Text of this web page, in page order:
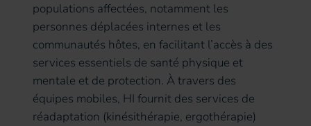
populations affectées, notamment les
personnes déplacées internes et les
communautés hôtes, en facilitant l’accès à des
services essentiels de santé physique et
mentale et de protection. À travers des
équipes mobiles, HI fournit des services de
réadaptation (kinésithérapie, ergothérapie)